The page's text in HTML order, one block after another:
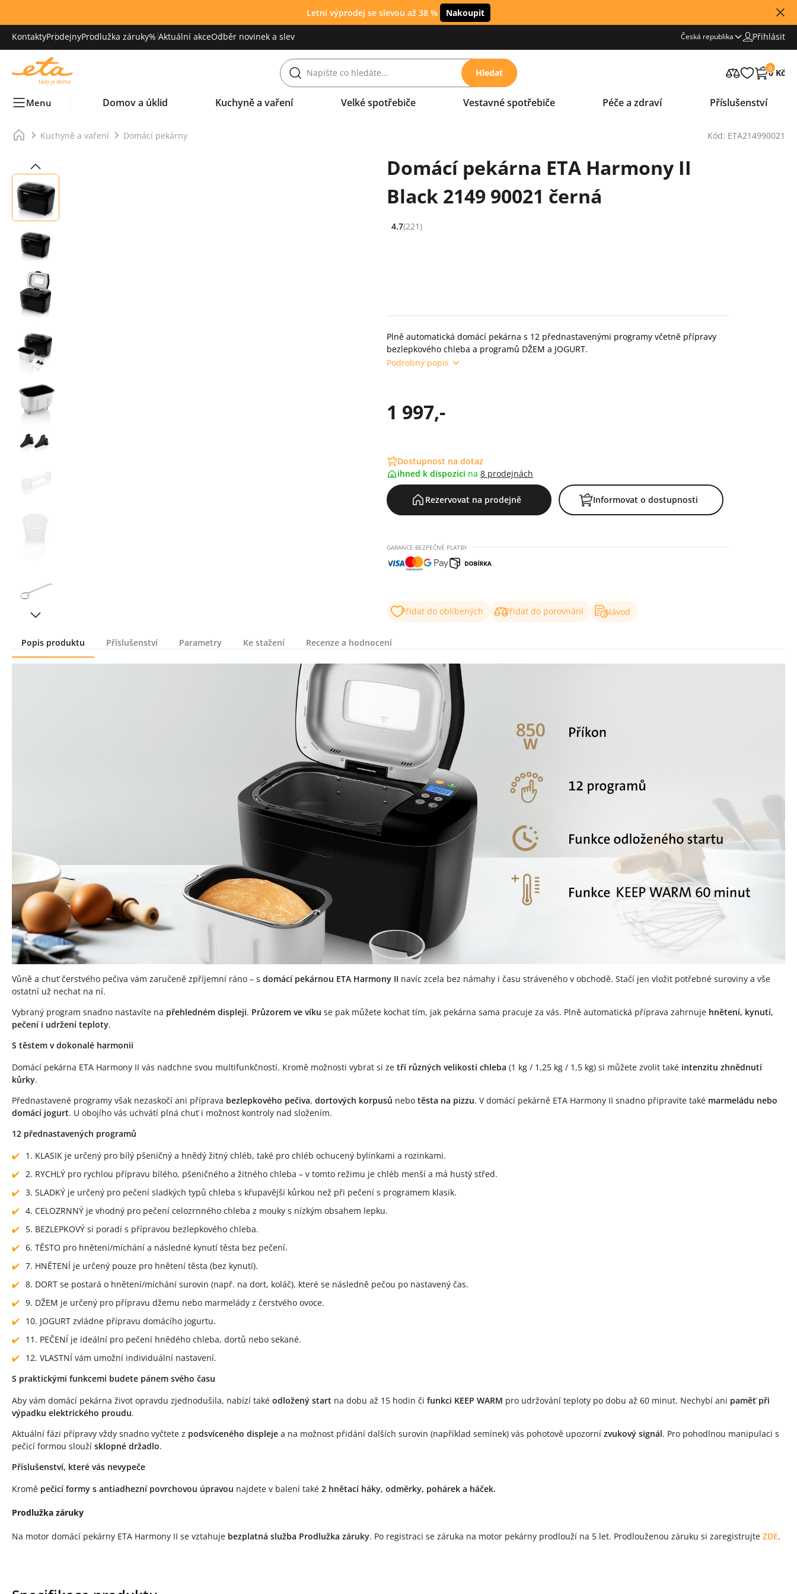
Letní výprodej se slevou až 38 % Nakoupit
KontaktyProdejnyProdlužka záruky% Aktuální akceOdběr novinek a slev Česká republika Přihlásit
Hledat 0
0 Kč
Menu Domov a úklid Kuchyně a vaření Velké spotřebiče Vestavné spotřebiče Péče a zdraví Příslušenství
Kuchyně a vaření Domácí pekárny Kód: ETA214990021
Domácí pekárna ETA Harmony II
Black 2149 90021 černá
Hodnocení: 4.7 z 5 (221 recenzí)
4.7(221)
Plně automatická domácí pekárna s 12 přednastavenými programy včetně přípravy
bezlepkového chleba a programů DŽEM a JOGURT.
Podrobný popis
1 997,-
Dostupnost na dotaz
ihned k dispozici na 8 prodejnách
Rezervovat na prodejně Informovat o dostupnosti
GARANCE BEZPEČNÉ PLATBY
Přidat do oblíbených Přidat do porovnání Návod
Popis produktu Příslušenství Parametry Ke stažení Recenze a hodnocení
Vůně a chuť čerstvého pečiva vám zaručeně zpříjemní ráno – s domácí pekárnou ETA Harmony II navíc zcela bez námahy i času stráveného v obchodě. Stačí jen vložit potřebné suroviny a vše
ostatní už nechat na ní.
Vybraný program snadno nastavíte na přehledném displeji. Průzorem ve víku se pak můžete kochat tím, jak pekárna sama pracuje za vás. Plně automatická příprava zahrnuje hnětení, kynutí,
pečení i udržení teploty.
S těstem v dokonalé harmonii
Domácí pekárna ETA Harmony II vás nadchne svou multifunkčností. Kromě možnosti vybrat si ze tří různých velikostí chleba (1 kg / 1,25 kg / 1,5 kg) si můžete zvolit také intenzitu zhnědnutí
kůrky.
Přednastavené programy však nezaskočí ani příprava bezlepkového pečiva, dortových korpusů nebo těsta na pizzu. V domácí pekárně ETA Harmony II snadno připravíte také marmeládu nebo
domácí jogurt. U obojího vás uchvátí plná chuť i možnost kontroly nad složením.
12 přednastavených programů
1. KLASIK je určený pro bílý pšeničný a hnědý žitný chléb, také pro chléb ochucený bylinkami a rozinkami.
2. RYCHLÝ pro rychlou přípravu bílého, pšeničného a žitného chleba – v tomto režimu je chléb menší a má hustý střed.
3. SLADKÝ je určený pro pečení sladkých typů chleba s křupavější kůrkou než při pečení s programem klasik.
4. CELOZRNNÝ je vhodný pro pečení celozrnného chleba z mouky s nízkým obsahem lepku.
5. BEZLEPKOVÝ si poradí s přípravou bezlepkového chleba.
6. TĚSTO pro hnětení/míchání a následné kynutí těsta bez pečení.
7. HNĚTENÍ je určený pouze pro hnětení těsta (bez kynutí).
8. DORT se postará o hnětení/míchání surovin (např. na dort, koláč), které se následně pečou po nastavený čas.
9. DŽEM je určený pro přípravu džemu nebo marmelády z čerstvého ovoce.
10. JOGURT zvládne přípravu domácího jogurtu.
11. PEČENÍ je ideální pro pečení hnědého chleba, dortů nebo sekané.
12. VLASTNÍ vám umožní individuální nastavení.
S praktickými funkcemi budete pánem svého času
Aby vám domácí pekárna život opravdu zjednodušila, nabízí také odložený start na dobu až 15 hodin či funkci KEEP WARM pro udržování teploty po dobu až 60 minut. Nechybí ani paměť při
výpadku elektrického proudu.
Aktuální fázi přípravy vždy snadno vyčtete z podsvíceného displeje a na možnost přidání dalších surovin (například semínek) vás pohotově upozorní zvukový signál. Pro pohodlnou manipulaci s
pečicí formou slouží sklopné držadlo.
Příslušenství, které vás nevypeče
Kromě pečicí formy s antiadhezní povrchovou úpravou najdete v balení také 2 hnětací háky, odměrky, pohárek a háček.
Prodlužka záruky
Na motor domácí pekárny ETA Harmony II se vztahuje bezplatná služba Prodlužka záruky. Po registraci se záruka na motor pekárny prodlouží na 5 let. Prodlouženou záruku si zaregistrujte ZDE.